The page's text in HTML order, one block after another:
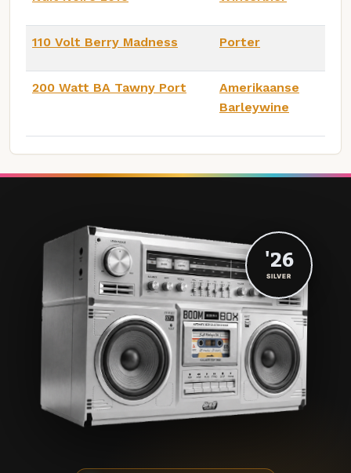
110 Volt Berry Madness Porter
200 Watt BA Tawny Port
Amerikaanse
Barleywine
'26
SILVER